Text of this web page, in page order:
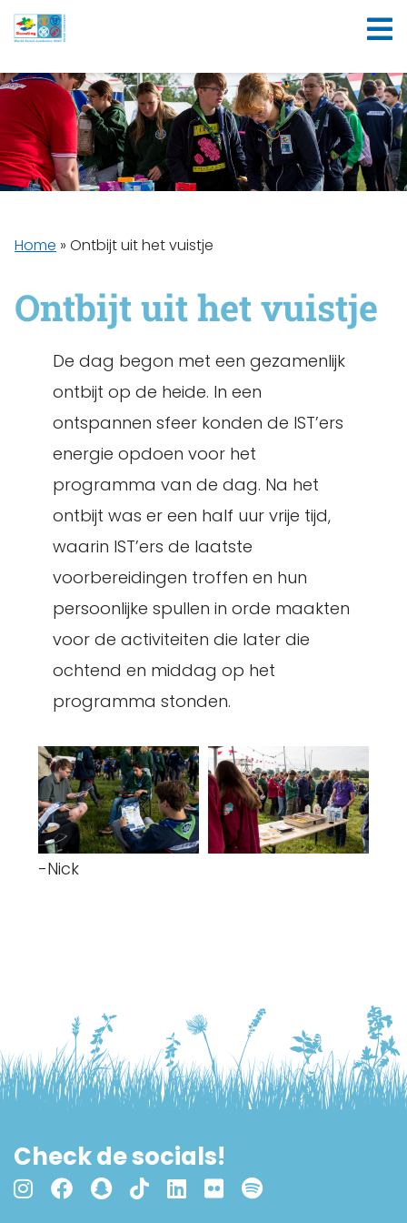
Home » Ontbijt uit het vuistje
Ontbijt uit het vuistje
De dag begon met een gezamenlijk
ontbijt op de heide. In een
ontspannen sfeer konden de IST’ers
energie opdoen voor het
programma van de dag. Na het
ontbijt was er een half uur vrije tijd,
waarin IST’ers de laatste
voorbereidingen troffen en hun
persoonlijke spullen in orde maakten
voor de activiteiten die later die
ochtend en middag op het
programma stonden.
-Nick
Check de socials!